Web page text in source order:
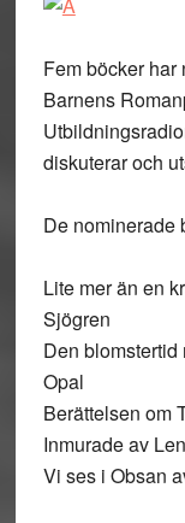
Fem böcker
Barnens
diskuterar och
De nominerade
Lite mer än en
Sjögren
Den
Opal
Berättelsen om
Inmurade av
Vi ses i Obsan